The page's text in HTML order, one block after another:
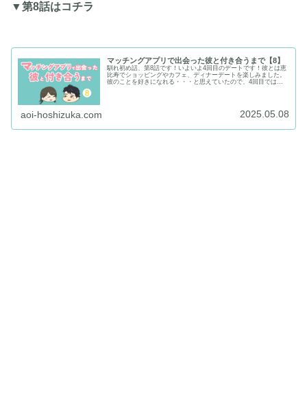
▼第8話はコチラ
マッチングアプリで出会った彼と付き合うまで【8】
馴れ初め話、第8話です！いよいよ4回目のデートです！彼とは恵
比寿でショッピングやカフェ、ディナーデートを楽しみました。
彼のことを好きになれる・・・と思えていたので、4回目では、
aoi-hoshizuka.com 2025.05.08